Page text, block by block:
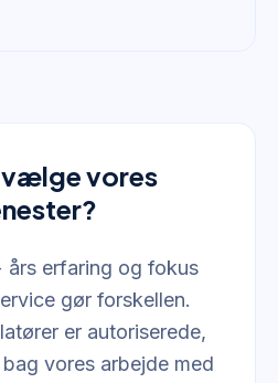
vores
års erfaring og fokus
gør forskellen.
er autoriserede,
vores arbejde med